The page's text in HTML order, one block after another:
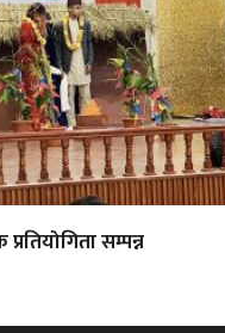
सम्पन्न